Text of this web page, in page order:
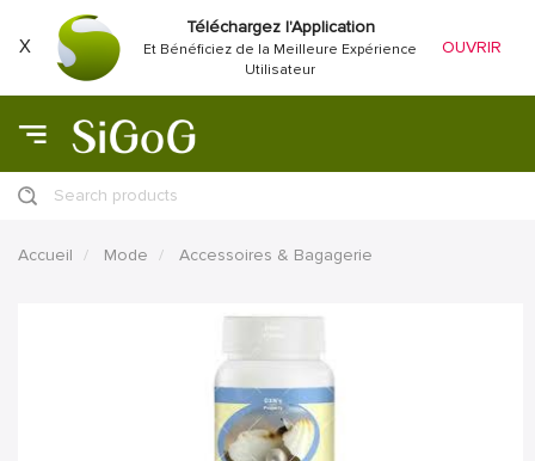
X
Téléchargez l'Application
Et Bénéficiez de la Meilleure Expérience
Utilisateur
OUVRIR
Search products
Accueil Mode Accessoires & Bagagerie